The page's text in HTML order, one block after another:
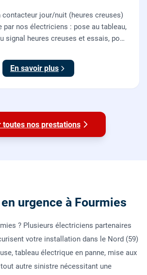
contacteur jour/nuit (heures creuses)
par nos électriciens : pose au tableau,
signal heures creuses et essais, pour
En savoir plus
toutes nos prestations
urgence à Fourmies
? Plusieurs électriciens partenaires
votre installation dans le Nord (59)
tableau électrique en panne, mise aux
autre sinistre nécessitant une